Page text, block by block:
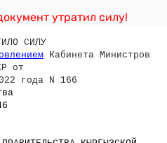
утратил силу!